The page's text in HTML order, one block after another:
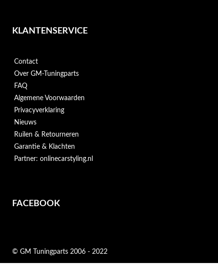
KLANTENSERVICE
Contact
Over GM-Tuningparts
FAQ
Algemene Voorwaarden
Privacyverklaring
Nieuws
Ruilen & Retourneren
Garantie & Klachten
Partner: onlinecarstyling.nl
FACEBOOK
© GM Tuningparts 2006 - 2022